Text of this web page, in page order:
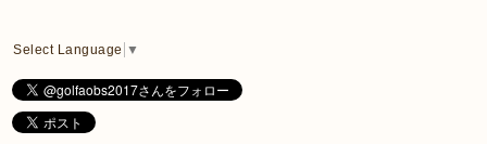
Select Language ▼